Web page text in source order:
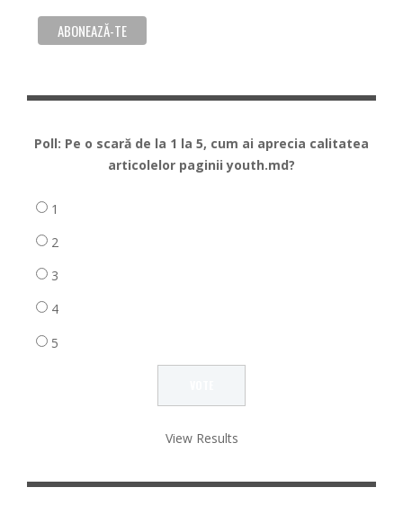
Poll: Pe o scară de la 1 la 5, cum ai aprecia calitatea
articolelor paginii youth.md?
1
2
3
4
5
View Results